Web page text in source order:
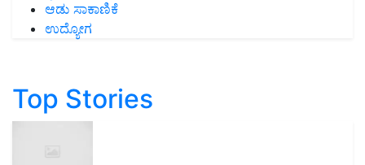
ಆಡು ಸಾಕಾಣಿಕೆ
ಉದ್ಯೋಗ
Top Stories